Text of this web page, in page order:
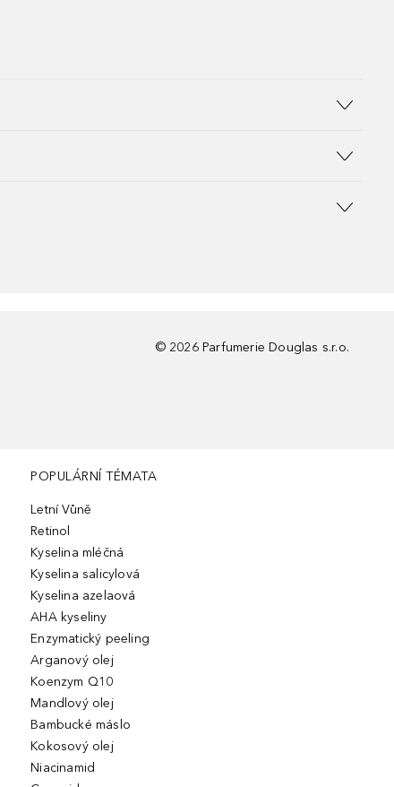
© 2026 Parfumerie Douglas s.r.o.
POPULÁRNÍ TÉMATA
Letní Vůně
Retinol
Kyselina mléčná
Kyselina salicylová
Kyselina azelaová
AHA kyseliny
Enzymatický peeling
Arganový olej
Koenzym Q10
Mandlový olej
Bambucké máslo
Kokosový olej
Niacinamid